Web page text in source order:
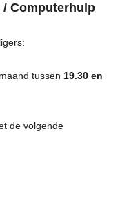
Computerhulp
tussen 19.30 en
de volgende